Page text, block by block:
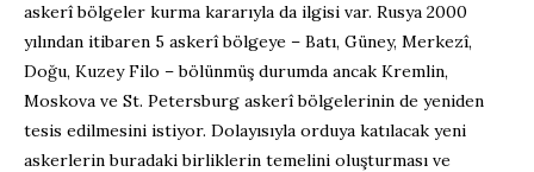
askerî bölgeler kurma kararıyla da ilgisi var. Rusya 2000
yılından itibaren 5 askerî bölgeye – Batı, Güney, Merkezî,
Doğu, Kuzey Filo – bölünmüş durumda ancak Kremlin,
Moskova ve St. Petersburg askerî bölgelerinin de yeniden
tesis edilmesini istiyor. Dolayısıyla orduya katılacak yeni
askerlerin buradaki birliklerin temelini oluşturması ve